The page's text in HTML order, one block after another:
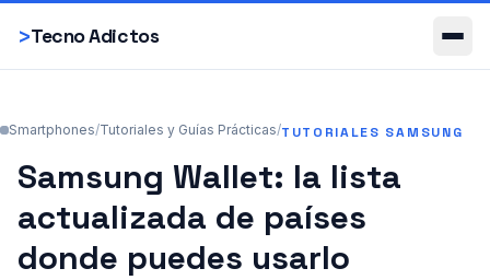
>Tecno Adictos
Smartphones
Smartphones/Tutoriales y Guías Prácticas/TUTORIALES SAMSUNG
Samsung Wallet: la lista
actualizada de países
donde puedes usarlo